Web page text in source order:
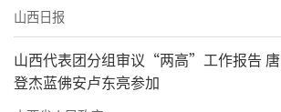
山西日报
山西代表团分组审议“两高”工作报告 唐
登杰蓝佛安卢东亮参加